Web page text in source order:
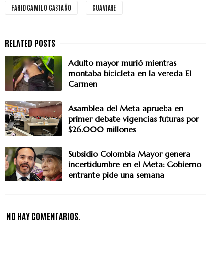
FARID CAMILO CASTAÑO GUAVIARE
Adulto mayor murió mientras
montaba bicicleta en la vereda El
Carmen
Asamblea del Meta aprueba en
primer debate vigencias futuras por
$26.000 millones
Subsidio Colombia Mayor genera
incertidumbre en el Meta: Gobierno
entrante pide una semana
NO HAY COMENTARIOS.